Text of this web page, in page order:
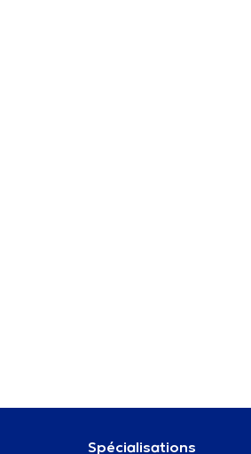
Spécialisations